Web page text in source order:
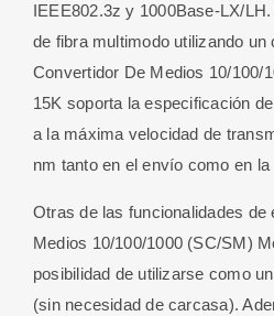
IEEE802.3z y 1000Base-LX/
de fibra multimodo utilizando
Convertidor De Medios 10/100/
15K soporta la especificación
a la máxima velocidad de
nm tanto en el envío como en
Otras de las funcionalidades de
Medios 10/100/1000 (SC/SM)
posibilidad de utilizarse como
(sin necesidad de carcasa).